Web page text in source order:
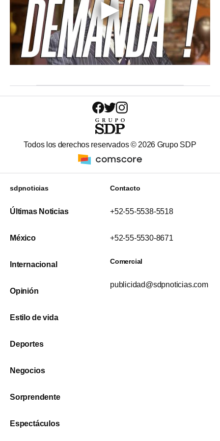
Todos los derechos reservados © 2026 Grupo SDP
sdpnoticias
Últimas Noticias
México
Internacional
Opinión
Estilo de vida
Deportes
Negocios
Sorprendente
Espectáculos
Contacto
+52-55-5538-5518
+52-55-5530-8671
Comercial
publicidad@sdpnoticias.com